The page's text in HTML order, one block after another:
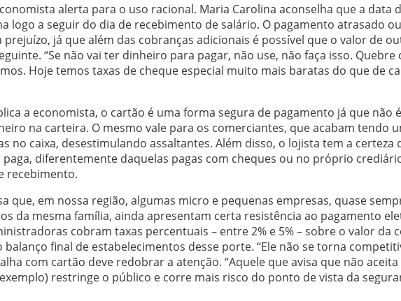
alerta para o uso racional. Maria Carolina aconselha que a data
logo a seguir do dia de recebimento de salário. O pagamento atrasado
já que além das cobranças adicionais é possível que o valor de
“Se não vai ter dinheiro para pagar, não use, não faça isso. Quebre
Hoje temos taxas de cheque especial muito mais baratas do que de
a economista, o cartão é uma forma segura de pagamento já que não
na carteira. O mesmo vale para os comerciantes, que acabam tendo
no caixa, desestimulando assaltantes. Além disso, o lojista tem a certeza
diferentemente daquelas pagas com cheques ou no próprio
recebimento.
que, em nossa região, algumas micro e pequenas empresas, quase
da mesma família, ainda apresentam certa resistência ao pagamento
cobram taxas percentuais – entre 2% e 5% – sobre o valor da
final de estabelecimentos desse porte. “Ele não se torna
com cartão deve redobrar a atenção. “Aquele que avisa que não
restringe o público e corre mais risco do ponto de vista da